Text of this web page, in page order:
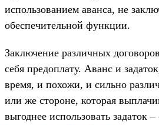
использованием аванса, не
обеспечительной функции.
Заключение различных
себя предоплату. Аванс и
время, и похожи, и сильно
или же стороне, которая
выгоднее использовать задаток